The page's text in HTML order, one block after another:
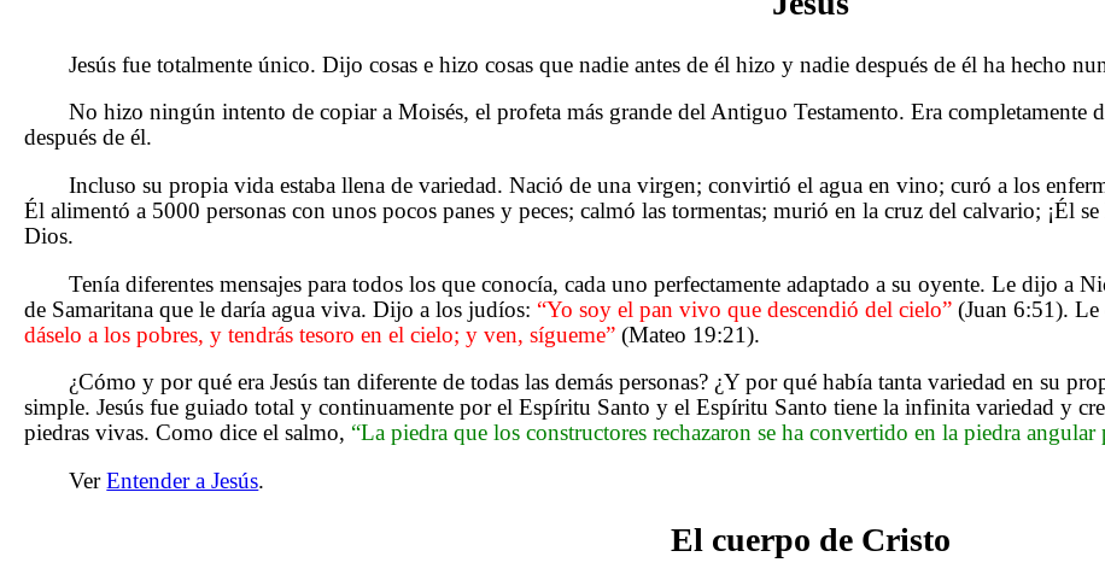
Jesús fue totalmente único. Dijo cosas e hizo cosas que nadie antes de él hizo y nadie después de él ha hecho
No hizo ningún intento de copiar a Moisés, el profeta más grande del Antiguo Testamento. Era completamente
después de él.
Incluso su propia vida estaba llena de variedad. Nació de una virgen; convirtió el agua en vino; curó a los
Él alimentó a 5000 personas con unos pocos panes y peces; calmó las tormentas; murió en la cruz del calvario; ¡Él
Dios.
Tenía diferentes mensajes para todos los que conocía, cada uno perfectamente adaptado a su oyente. Le dijo a
de Samaritana que le daría agua viva. Dijo a los judíos: “Yo soy el pan vivo que descendió del cielo” (Juan 6:51).
dáselo a los pobres, y tendrás tesoro en el cielo; y ven, sígueme” (Mateo 19:21).
¿Cómo y por qué era Jesús tan diferente de todas las demás personas? ¿Y por qué había tanta variedad en su
simple. Jesús fue guiado total y continuamente por el Espíritu Santo y el Espíritu Santo tiene la infinita variedad y
piedras vivas. Como dice el salmo, “La piedra que los constructores rechazaron se ha convertido en la piedra angular
VerEntender a Jesús.
El cuerpo de Cristo